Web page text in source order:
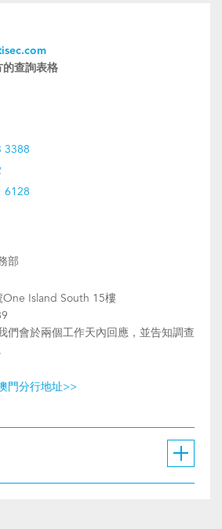
的查詢表格
3388
6128
部
Island South 15樓
們會於兩個工作天內回應，並告知調查
門分行地址>>